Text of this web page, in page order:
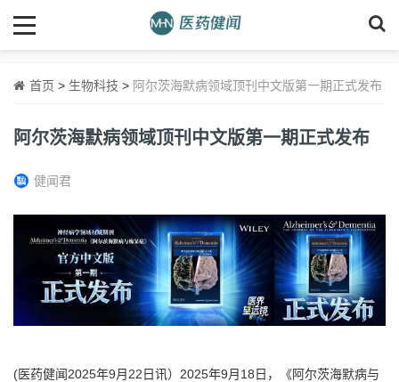
首页 > 生物科技 > 阿尔茨海默病领域顶刊中文版第一期正式发布
阿尔茨海默病领域顶刊中文版第一期正式发布
健闻君
(医药健闻2025年9月22日讯）2025年9月18日，《阿尔茨海默病与